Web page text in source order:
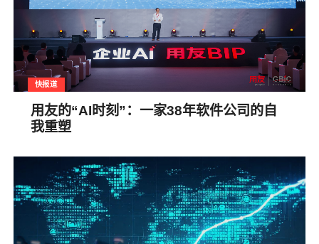
快报道
用友的“AI时刻”：一家38年软件公司的自
我重塑